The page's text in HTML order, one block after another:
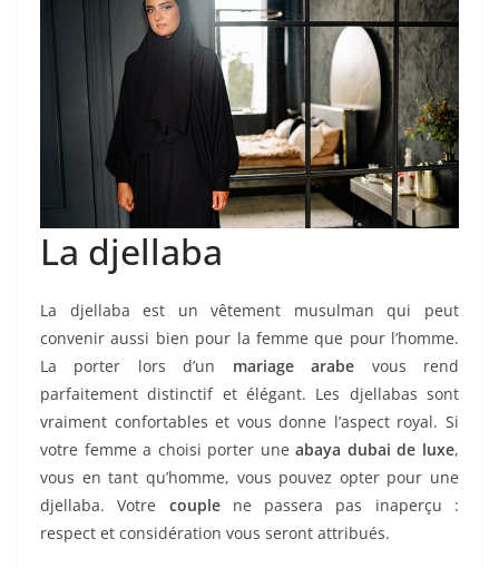
La djellaba
La djellaba est un vêtement musulman qui peut
convenir aussi bien pour la femme que pour l’homme.
La porter lors d’un mariage arabe vous rend
parfaitement distinctif et élégant. Les djellabas sont
vraiment confortables et vous donne l’aspect royal. Si
votre femme a choisi porter uneabaya dubai de luxe,
vous en tant qu’homme, vous pouvez opter pour une
djellaba. Votre couple ne passera pas inaperçu :
respect et considération vous seront attribués.